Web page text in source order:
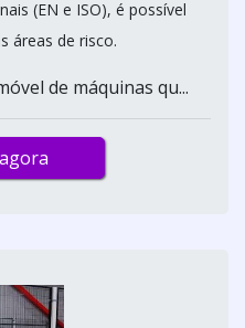
(EN e ISO), é possível
áreas de risco.
de máquinas qu...